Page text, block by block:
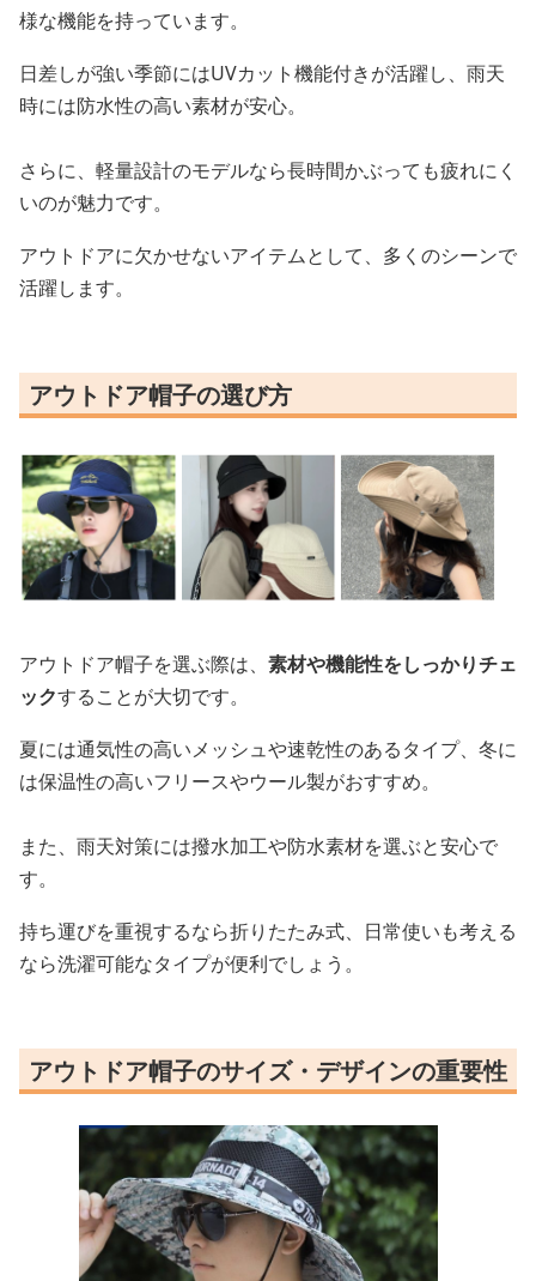
様な機能を持っています。
日差しが強い季節にはUVカット機能付きが活躍し、雨天
時には防水性の高い素材が安心。
さらに、軽量設計のモデルなら長時間かぶっても疲れにく
いのが魅力です。
アウトドアに欠かせないアイテムとして、多くのシーンで
活躍します。
アウトドア帽子の選び方
アウトドア帽子を選ぶ際は、 素材や機能性をしっかりチェ
ックすることが大切です。
夏には通気性の高いメッシュや速乾性のあるタイプ、冬に
は保温性の高いフリースやウール製がおすすめ。
また、雨天対策には撥水加工や防水素材を選ぶと安心で
す。
持ち運びを重視するなら折りたたみ式、日常使いも考える
なら洗濯可能なタイプが便利でしょう。
アウトドア帽子のサイズ・デザインの重要性